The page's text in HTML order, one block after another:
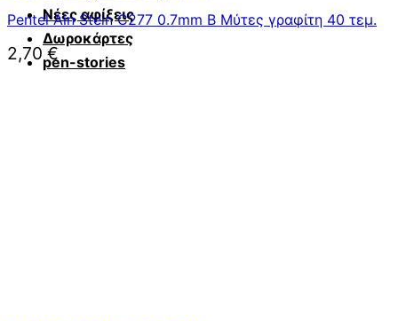
Νέες αφίξεις
Δωροκάρτες
pen-stories
Pentel Ain Stein C277 0.7mm B Μύτες γραφίτη 40 τεμ.
2,70 €